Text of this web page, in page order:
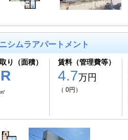
シムラアパートメント
り（面積） 賃料（管理費等）
4.7万円
（ 0円）